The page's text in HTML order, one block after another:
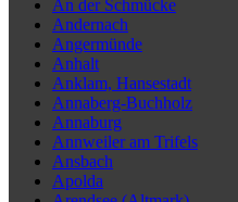
An der Schmücke
Andernach
Angermünde
Anhalt
Anklam, Hansestadt
Annaberg-Buchholz
Annaburg
Annweiler am Trifels
Ansbach
Apolda